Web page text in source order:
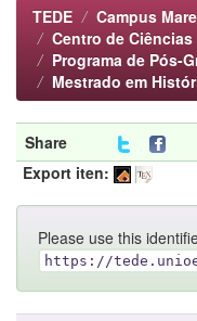
TEDE
Campus
Centro de
Programa de Pós-
Mestrado em
Share
Export iten:
Please use this
https://